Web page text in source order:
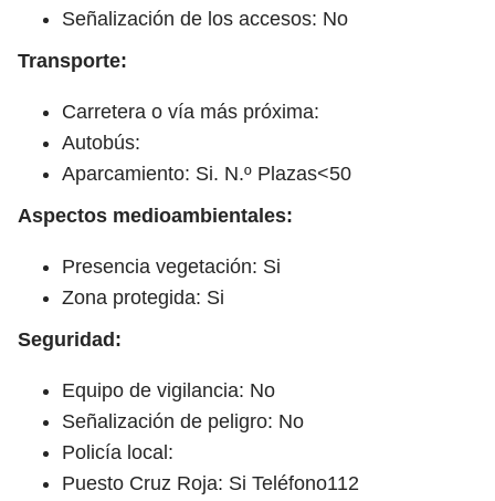
Señalización de los accesos: No
Transporte:
Carretera o vía más próxima:
Autobús:
Aparcamiento: Si. N.º Plazas<50
Aspectos medioambientales:
Presencia vegetación: Si
Zona protegida: Si
Seguridad:
Equipo de vigilancia: No
Señalización de peligro: No
Policía local:
Puesto Cruz Roja: Si Teléfono112